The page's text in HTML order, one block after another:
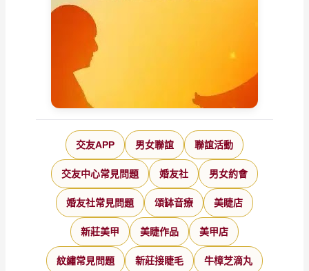
交友APP 男女聯誼 聯誼活動
交友中心常見問題 婚友社 男女約會
婚友社常見問題 頌缽音療 美睫店
新莊美甲 美睫作品 美甲店
紋繡常見問題 新莊接睫毛 牛樟芝滴丸